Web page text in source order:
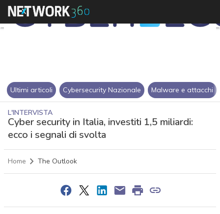
Ultimi articoli Cybersecurity Nazionale Malware e attacchi
L'INTERVISTA
Cyber security in Italia, investiti 1,5 miliardi:
ecco i segnali di svolta
Home The Outlook